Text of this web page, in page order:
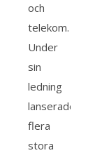
och
telekom.
Under
sin
ledning
lanserades
flera
stora